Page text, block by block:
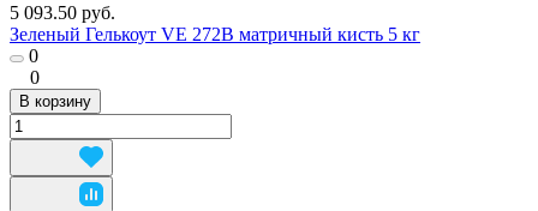
5 093.50 руб.
Зеленый Гелькоут VE 272B матричный кисть 5 кг
0
0
В корзину